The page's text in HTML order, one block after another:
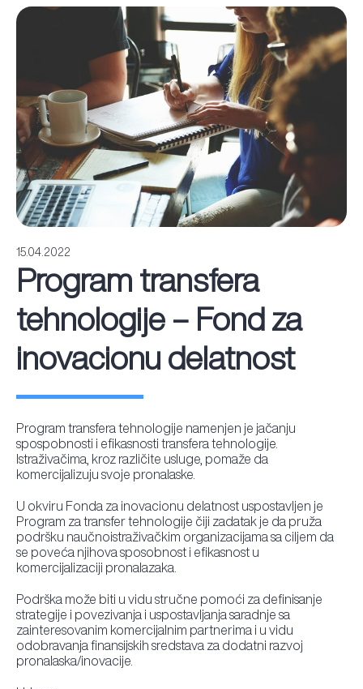
15.04.2022
Program transfera
tehnologije – Fond za
inovacionu delatnost
Program transfera tehnologije namenjen je jačanju
spospobnosti i efikasnosti transfera tehnologije.
Istraživačima, kroz različite usluge, pomaže da
komercijalizuju svoje pronalaske.
U okviru Fonda za inovacionu delatnost uspostavljen je
Program za transfer tehnologije čiji zadatak je da pruža
podršku naučnoistraživačkim organizacijama sa ciljem da
se poveća njihova sposobnost i efikasnost u
komercijalizaciji pronalazaka.
Podrška može biti u vidu stručne pomoći za definisanje
strategije i povezivanja i uspostavljanja saradnje sa
zainteresovanim komercijalnim partnerima i u vidu
odobravanja finansijskih sredstava za dodatni razvoj
pronalaska/inovacije.